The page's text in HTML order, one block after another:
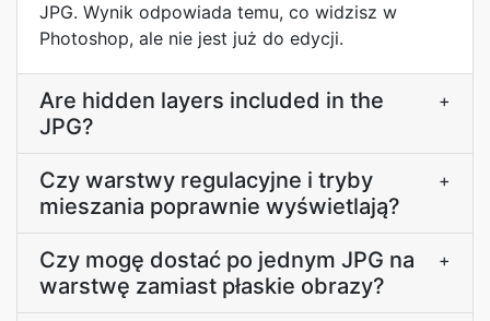
JPG. Wynik odpowiada temu, co widzisz w
Photoshop, ale nie jest już do edycji.
Are hidden layers included in the
JPG?
+
Czy warstwy regulacyjne i tryby
mieszania poprawnie wyświetlają?
+
Czy mogę dostać po jednym JPG na
warstwę zamiast płaskie obrazy?
+